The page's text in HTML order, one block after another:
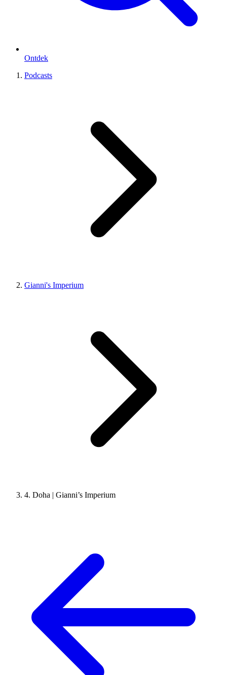
Ontdek
Podcasts
Gianni's Imperium
4. Doha | Gianni’s Imperium